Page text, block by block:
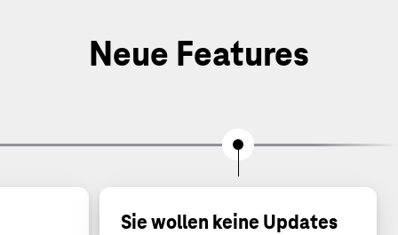
Neue Features
Sie wollen keine Updates